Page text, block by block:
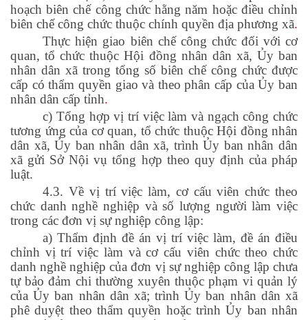
hoạch biên chế công chức hằng năm hoặc điều chỉnh
biên chế công chức thuộc chính quyền địa phương xã.
Thực hiện giao biên chế công chức đối với cơ
quan, tổ chức thuộc Hội đồng nhân dân xã, Ủy ban
nhân dân xã trong tổng số biên chế công chức được
cấp có thẩm quyền giao và theo phân cấp của Ủy ban
nhân dân cấp tỉnh.
c) Tổng hợp vị trí việc làm và ngạch công chức
tương ứng của cơ quan, tổ chức thuộc Hội đồng nhân
dân xã, Ủy ban nhân dân xã, trình Ủy ban nhân dân
xã gửi Sở Nội vụ tổng hợp theo quy định của pháp
luật.
4.3. Về vị trí việc làm, cơ cấu viên chức theo
chức danh nghề nghiệp và số lượng người làm việc
trong các đơn vị sự nghiệp công lập:
a) Thẩm định đề án vị trí việc làm, đề án điều
chỉnh vị trí việc làm và cơ cấu viên chức theo chức
danh nghề nghiệp của đơn vị sự nghiệp công lập chưa
tự bảo đảm chi thường xuyên thuộc phạm vi quản lý
của Ủy ban nhân dân xã; trình Ủy ban nhân dân xã
phê duyệt theo thẩm quyền hoặc trình Ủy ban nhân